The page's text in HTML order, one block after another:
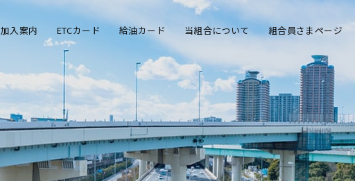
加入案内 ETCカード 給油カード 当組合について 組合員さまページ